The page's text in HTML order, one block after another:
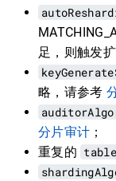
足，则触发
略，请参考
分片审计 ；
重复的